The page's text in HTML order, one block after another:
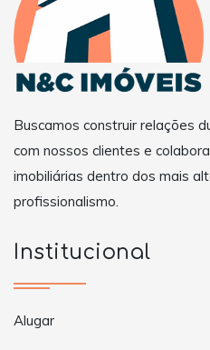
Buscamos construir relações
com nossos clientes e
imobiliárias dentro dos mais
profissionalismo.
Institucional
Alugar